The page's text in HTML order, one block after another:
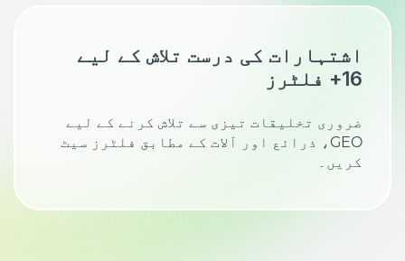
اشتہارات کی درست تلاش کے لیے
16+ فلٹرز
ضروری تخلیقات تیزی سے تلاش کرنے کے لیے
GEO، ذرائع اور آلات کے مطابق فلٹرز سیٹ
کریں۔